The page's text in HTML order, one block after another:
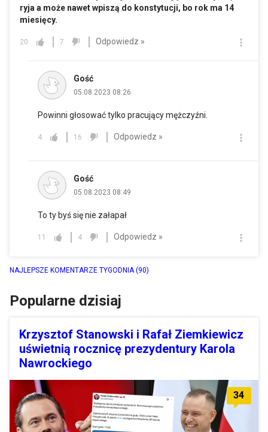
ryja a może nawet wpiszą do konstytucji, bo rok ma 14
miesięcy.
20 7 Odpowiedz »
Gość
05.08.2023 08:26
Powinni głosować tylko pracujący mężczyźni.
4 16 Odpowiedz »
Gość
05.08.2023 08:49
To ty byś się nie załapał
11 4 Odpowiedz »
NAJLEPSZE KOMENTARZE TYGODNIA (90)
Popularne dzisiaj
Krzysztof Stanowski i Rafał Ziemkiewicz
uświetnią rocznicę prezydentury Karola
Nawrockiego
34